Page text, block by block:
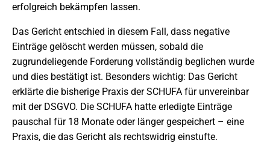
erfolgreich bekämpfen lassen.
Das Gericht entschied in diesem Fall, dass negative
Einträge gelöscht werden müssen, sobald die
zugrundeliegende Forderung vollständig beglichen wurde
und dies bestätigt ist. Besonders wichtig: Das Gericht
erklärte die bisherige Praxis der SCHUFA für unvereinbar
mit der DSGVO. Die SCHUFA hatte erledigte Einträge
pauschal für 18 Monate oder länger gespeichert – eine
Praxis, die das Gericht als rechtswidrig einstufte.